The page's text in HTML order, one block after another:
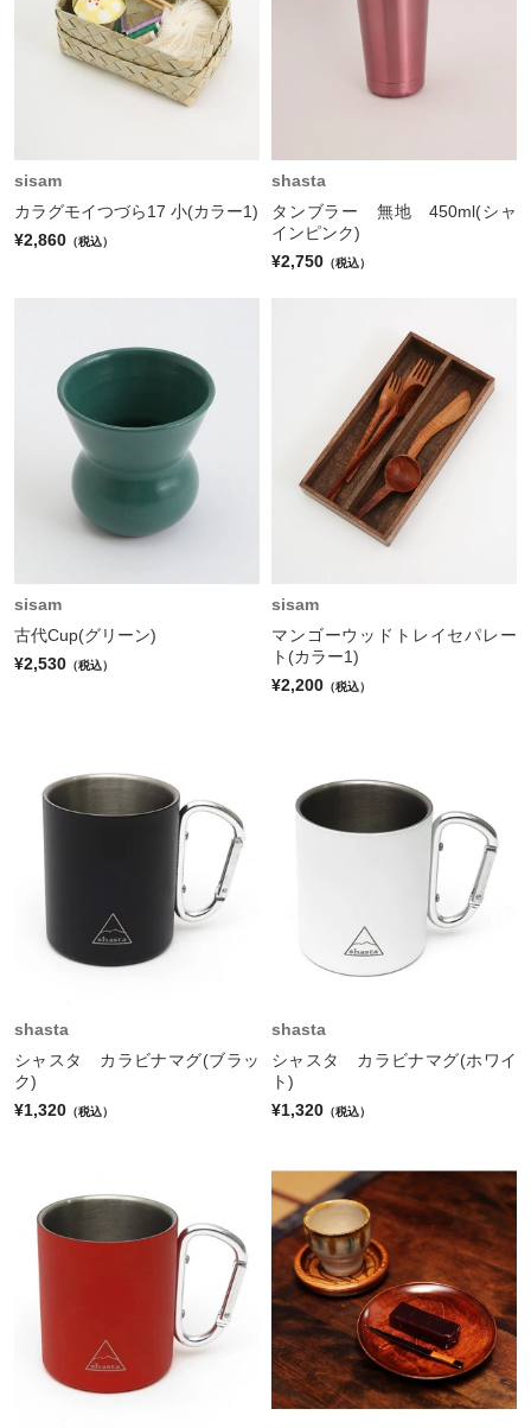
sisam
カラグモイつづら17 小(カラー1)
¥2,860 （税込）
shasta
タンブラー 無地 450ml(シャ
インピンク)
¥2,750 （税込）
sisam
古代Cup(グリーン)
¥2,530 （税込）
sisam
マンゴーウッドトレイセパレー
ト(カラー1)
¥2,200 （税込）
shasta
シャスタ カラビナマグ(ブラッ
ク)
¥1,320 （税込）
shasta
シャスタ カラビナマグ(ホワイ
ト)
¥1,320 （税込）